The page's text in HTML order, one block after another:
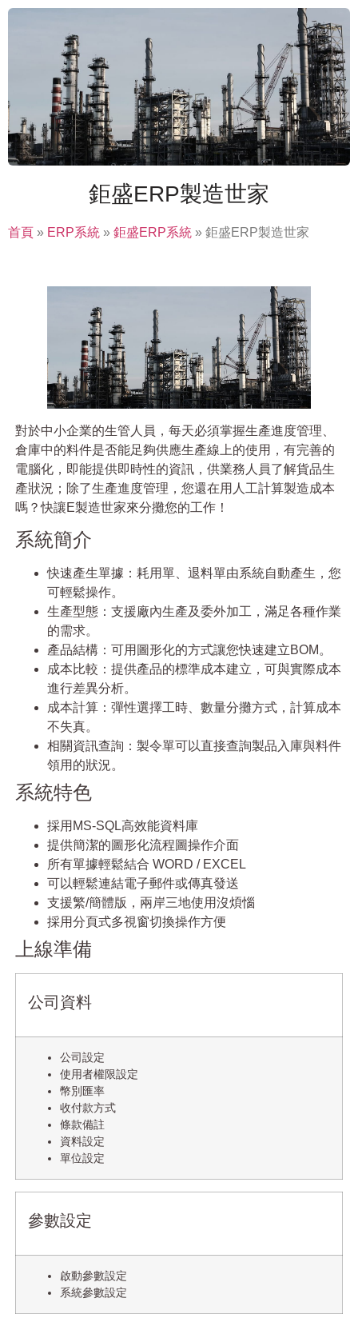
鉅盛ERP製造世家
首頁 » ERP系統 » 鉅盛ERP系統 » 鉅盛ERP製造世家
對於中小企業的生管人員，每天必須掌握生產進度管理、
倉庫中的料件是否能足夠供應生產線上的使用，有完善的
電腦化，即能提供即時性的資訊，供業務人員了解貨品生
產狀況；除了生產進度管理，您還在用人工計算製造成本
嗎？快讓E製造世家來分攤您的工作！
系統簡介
快速產生單據：耗用單、退料單由系統自動產生，您
可輕鬆操作。
生產型態：支援廠內生產及委外加工，滿足各種作業
的需求。
產品結構：可用圖形化的方式讓您快速建立BOM。
成本比較：提供產品的標準成本建立，可與實際成本
進行差異分析。
成本計算：彈性選擇工時、數量分攤方式，計算成本
不失真。
相關資訊查詢：製令單可以直接查詢製品入庫與料件
領用的狀況。
系統特色
採用MS-SQL高效能資料庫
提供簡潔的圖形化流程圖操作介面
所有單據輕鬆結合 WORD / EXCEL
可以輕鬆連結電子郵件或傳真發送
支援繁/簡體版，兩岸三地使用沒煩惱
採用分頁式多視窗切換操作方便
上線準備
公司資料
公司設定
使用者權限設定
幣別匯率
收付款方式
條款備註
資料設定
單位設定
參數設定
啟動參數設定
系統參數設定